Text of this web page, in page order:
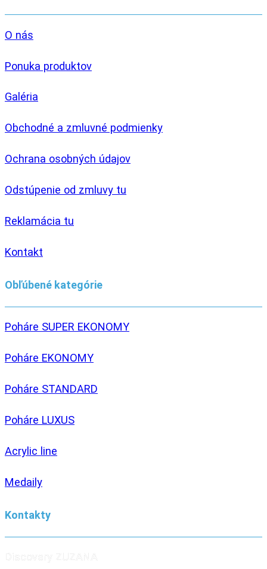
O nás
Ponuka produktov
Galéria
Obchodné a zmluvné podmienky
Ochrana osobných údajov
Odstúpenie od zmluvy tu
Reklamácia tu
Kontakt
Obľúbené kategórie
Poháre SUPER EKONOMY
Poháre EKONOMY
Poháre STANDARD
Poháre LUXUS
Acrylic line
Medaily
Kontakty